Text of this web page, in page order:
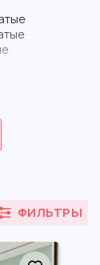
ФИЛЬТРЫ